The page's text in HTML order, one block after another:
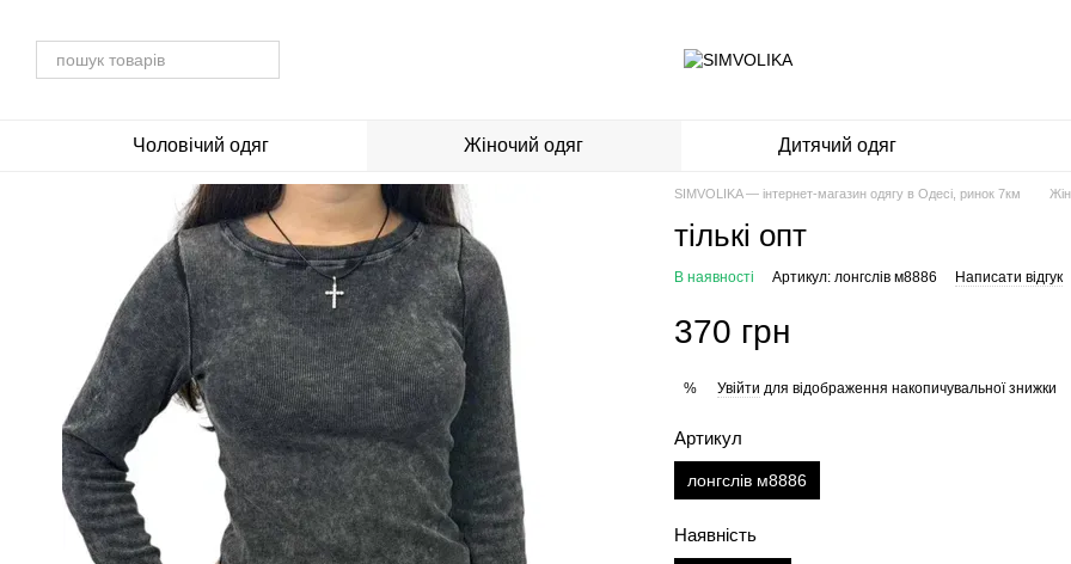
Чоловічий одяг Жіночий одяг Дитячий одяг
SIMVOLIKA — інтернет-магазин одягу в Одесі, ринок 7км
тількі опт
В наявності Артикул: лонгслів м8886 Написати відгук
370 грн
% Увійти для відображення накопичувальної знижки
Артикул
лонгслів м8886
Наявність